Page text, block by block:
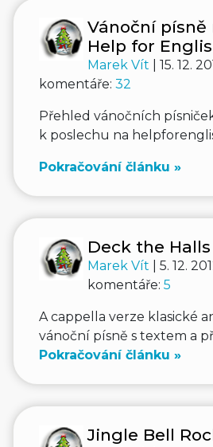
Vánoční písně
Help for
Marek Vít
| 15. 12.
komentáře: 32
Přehled vánočních
k poslechu na
Pokračování článku »
Deck the Halls
Marek Vít
| 5. 12.
komentáře: 5
A cappella verze klasické
vánoční písně s textem a
Pokračování článku »
Jingle Bell